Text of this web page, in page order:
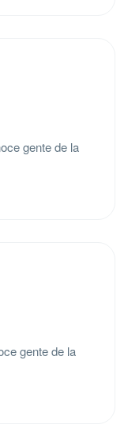
gente de la
gente de la